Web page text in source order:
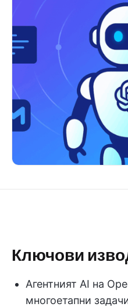
Ключови
Агентният AI на
многоетапни